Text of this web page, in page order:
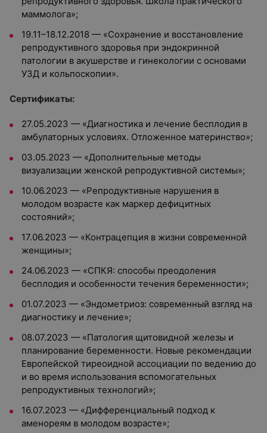
маммолога»;
19.11–18.12.2018 — «Сохранение и восстановление
репродуктивного здоровья при эндокринной
патологии в акушерстве и гинекологии с основами
УЗД и кольпоскопии».
Сертификаты:
27.05.2023 — «Диагностика и лечение бесплодия в
амбулаторных условиях. Отложенное материнство»;
03.05.2023 — «Дополнительные методы
визуализации женской репродуктивной системы»;
10.06.2023 — «Репродуктивные нарушения в
молодом возрасте как маркер дефицитных
состояний»;
17.06.2023 — «Контрацепция в жизни современной
женщины»;
24.06.2023 — «СПКЯ: способы преодоления
бесплодия и особенности течения беременности»;
01.07.2023 — «Эндометриоз: современный взгляд на
диагностику и лечение»;
08.07.2023 — «Патология щитовидной железы и
планирование беременности. Новые рекомендации
Европейской тиреоидной ассоциации по ведению до
и во время использования вспомогательных
репродуктивных технологий»;
16.07.2023 — «Дифференциальный подход к
аменореям в молодом возрасте»;